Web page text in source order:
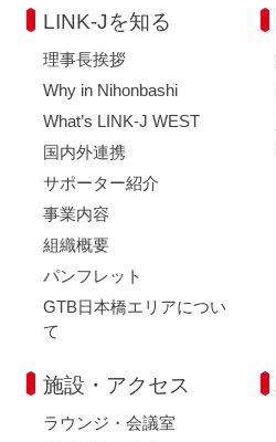
LINK-Jを知る
理事長挨拶
Why in Nihonbashi
What’s LINK-J WEST
国内外連携
サポーター紹介
事業内容
組織概要
パンフレット
GTB日本橋エリアについ
て
施設・アクセス
ラウンジ・会議室